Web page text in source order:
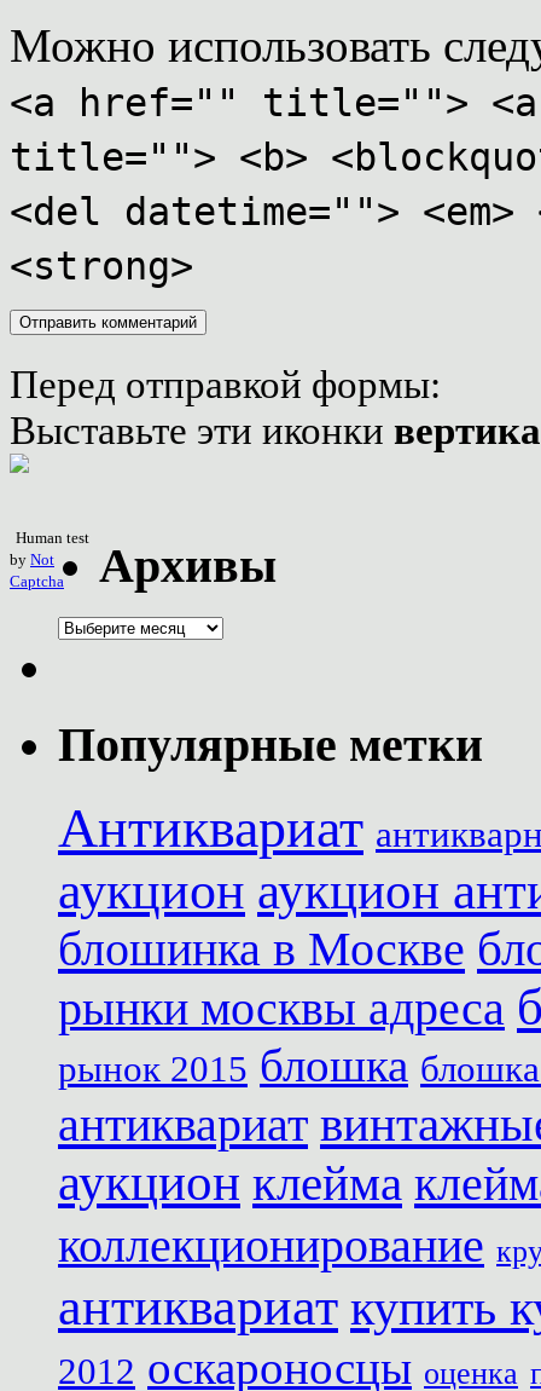
Можно использовать
<a href="" title="">
title=""> <b>
<del datetime="">
<strong>
Перед отправкой формы:
Выставьте эти иконки
Human test
by Not
Captcha
Архивы
Популярные метки
Антиквариат
аукцион аукцион
блошинка в Москве
рынки москвы адреса
рынок 2015 блошка
антиквариат
аукцион клейма
коллекционирование
антиквариат купить
2012 оскароносцы оценка